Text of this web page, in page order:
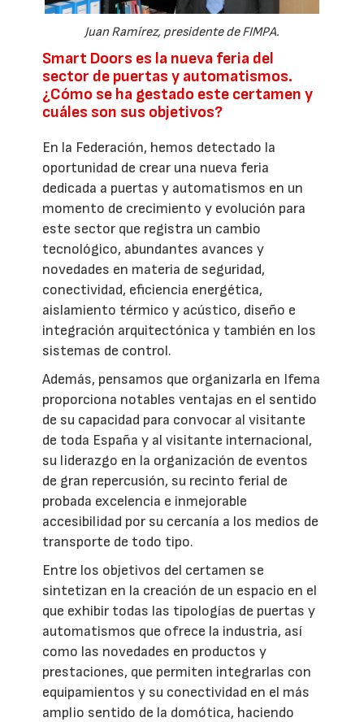
Juan Ramírez, presidente de FIMPA.
Smart Doors es la nueva feria del
sector de puertas y automatismos.
¿Cómo se ha gestado este certamen y
cuáles son sus objetivos?
En la Federación, hemos detectado la
oportunidad de crear una nueva feria
dedicada a puertas y automatismos en un
momento de crecimiento y evolución para
este sector que registra un cambio
tecnológico, abundantes avances y
novedades en materia de seguridad,
conectividad, eficiencia energética,
aislamiento térmico y acústico, diseño e
integración arquitectónica y también en los
sistemas de control.
Además, pensamos que organizarla en Ifema
proporciona notables ventajas en el sentido
de su capacidad para convocar al visitante
de toda España y al visitante internacional,
su liderazgo en la organización de eventos
de gran repercusión, su recinto ferial de
probada excelencia e inmejorable
accesibilidad por su cercanía a los medios de
transporte de todo tipo.
Entre los objetivos del certamen se
sintetizan en la creación de un espacio en el
que exhibir todas las tipologías de puertas y
automatismos que ofrece la industria, así
como las novedades en productos y
prestaciones, que permiten integrarlas con
equipamientos y su conectividad en el más
amplio sentido de la domótica, haciendo